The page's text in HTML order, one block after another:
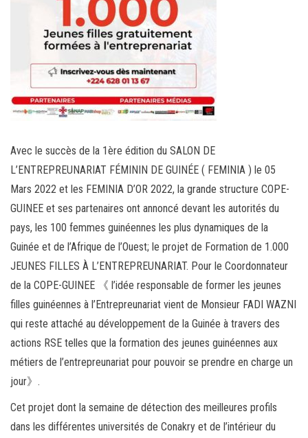
Avec le succès de la 1ère édition du SALON DE
L’ENTREPREUNARIAT FÉMININ DE GUINÉE ( FEMINIA ) le 05
Mars 2022 et les FEMINIA D’OR 2022, la grande structure COPE-
GUINEE et ses partenaires ont annoncé devant les autorités du
pays, les 100 femmes guinéennes les plus dynamiques de la
Guinée et de l’Afrique de l’Ouest; le projet de Formation de 1.000
JEUNES FILLES À L’ENTREPREUNARIAT. Pour le Coordonnateur
de la COPE-GUINEE 《 l’idée responsable de former les jeunes
filles guinéennes à l’Entrepreunariat vient de Monsieur FADI WAZNI
qui reste attaché au développement de la Guinée à travers des
actions RSE telles que la formation des jeunes guinéennes aux
métiers de l’entrepreunariat pour pouvoir se prendre en charge un
jour》.
Cet projet dont la semaine de détection des meilleures profils
dans les différentes universités de Conakry et de l’intérieur du